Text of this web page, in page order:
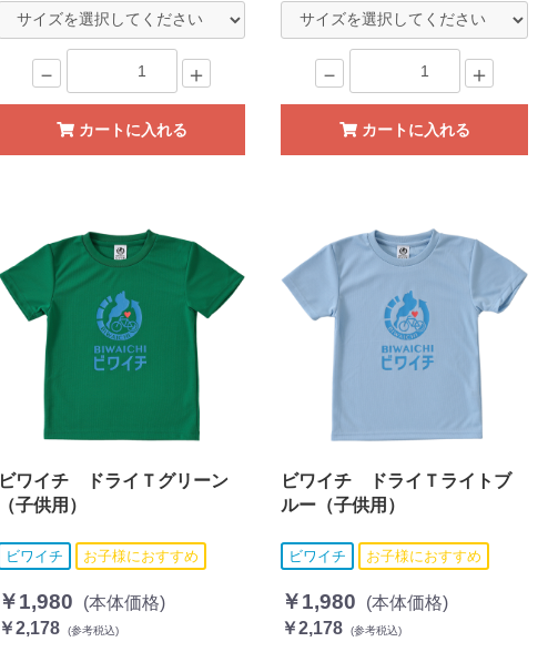
－ ＋
カートに入れる
－ ＋
カートに入れる
ビワイチ ドライＴグリーン
（子供用）
ビワイチ お子様におすすめ
￥1,980
(本体価格)
￥2,178
(参考税込)
ビワイチ ドライＴライトブ
ルー（子供用）
ビワイチ お子様におすすめ
￥1,980
(本体価格)
￥2,178
(参考税込)